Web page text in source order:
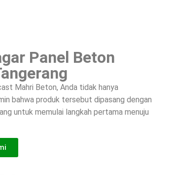
Panel Beton
Mahri Beton, Anda tidak hanya
bahwa produk tersebut dipasang dengan
untuk memulai langkah pertama menuju